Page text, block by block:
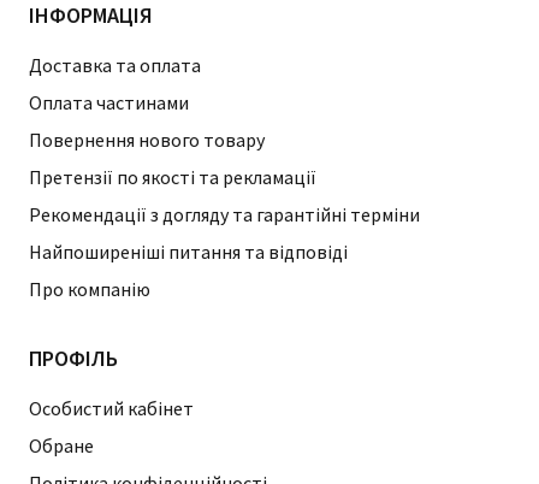
ІНФОРМАЦІЯ
Доставка та оплата
Оплата частинами
Повернення нового товару
Претензії по якості та рекламації
Рекомендації з догляду та гарантійні терміни
Найпоширеніші питання та відповіді
Про компанію
ПРОФІЛЬ
Особистий кабінет
Обране